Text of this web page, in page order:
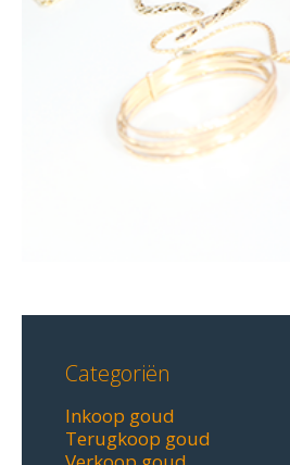
Categoriën
Inkoop goud
Terugkoop goud